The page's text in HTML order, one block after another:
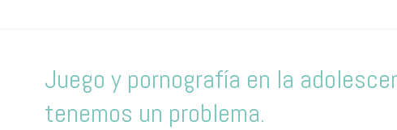
Juego y pornografía en la
tenemos un problema.